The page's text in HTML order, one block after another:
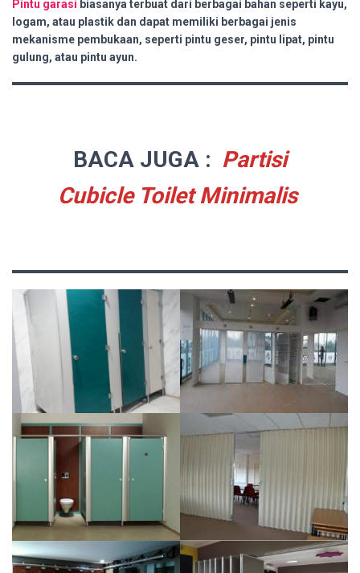
Pintu garasi biasanya terbuat dari berbagai bahan seperti kayu,
logam, atau plastik dan dapat memiliki berbagai jenis
mekanisme pembukaan, seperti pintu geser, pintu lipat, pintu
gulung, atau pintu ayun.
BACA JUGA : Partisi
Cubicle Toilet Minimalis